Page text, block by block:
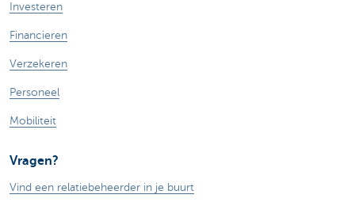
Investeren
Financieren
Verzekeren
Personeel
Mobiliteit
Vragen?
Vind een relatiebeheerder in je buurt